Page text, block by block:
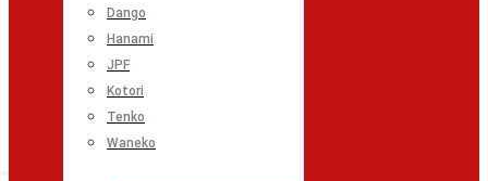
Dango
Hanami
JPF
Kotori
Tenko
Waneko